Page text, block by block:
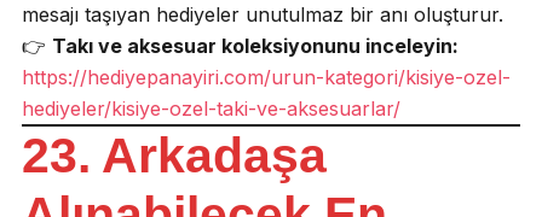
mesajı taşıyan hediyeler unutulmaz bir anı oluşturur.
👉 Takı ve aksesuar koleksiyonunu inceleyin:
https://hediyepanayiri.com/urun-kategori/kisiye-ozel-
hediyeler/kisiye-ozel-taki-ve-aksesuarlar/
23. Arkadaşa